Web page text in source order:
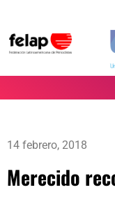
14 febrero, 2018
Merecido